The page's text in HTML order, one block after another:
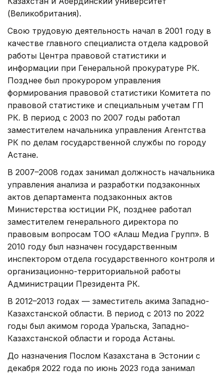
(Великобритания).
Свою трудовую деятельность начал в 2001 году в
качестве главного специалиста отдела кадровой
работы Центра правовой статистики и
информации при Генеральной прокуратуре РК.
Позднее был прокурором управления
формирования правовой статистики Комитета по
правовой статистике и специальным учетам ГП
РК. В период с 2003 по 2007 годы работал
заместителем начальника управления Агентства
РК по делам государственной службы по городу
Астане.
В 2007–2008 годах занимал должность начальника
управления анализа и разработки подзаконных
актов департамента подзаконных актов
Министерства юстиции РК, позднее работал
заместителем генерального директора по
правовым вопросам ТОО «Алаш Медиа Групп». В
2010 году был назначен государственным
инспектором отдела государственного контроля и
организационно-территориальной работы
Администрации Президента РК.
В 2012–2013 годах — заместитель акима Западно-
Казахстанской области. В период с 2013 по 2022
годы был акимом города Уральска, Западно-
Казахстанской области и города Астаны.
До назначения Послом Казахстана в Эстонии с
декабря 2022 года по июнь 2023 года занимал